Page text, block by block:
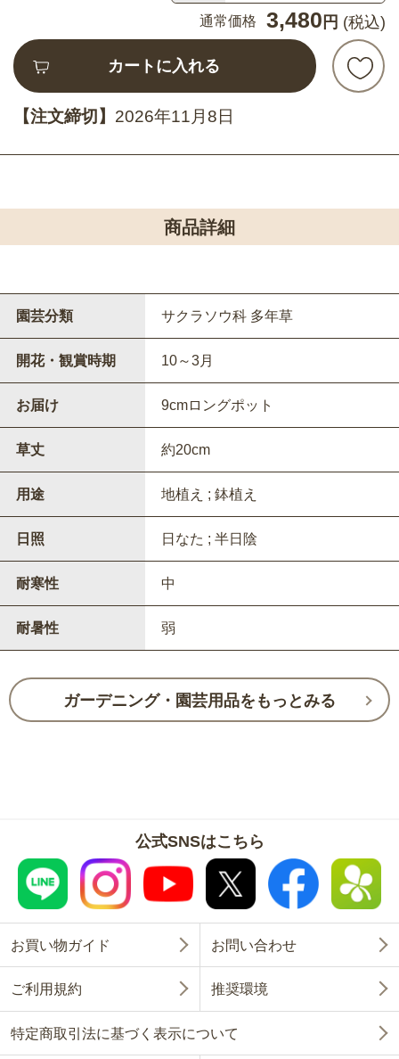
通常価格
3,480 円 (税込)
カートに入れる
【注文締切】 2026年11月8日
商品詳細
園芸分類 サクラソウ科 多年草
開花・観賞時期 10～3月
お届け 9cmロングポット
草丈 約20cm
用途 地植え ; 鉢植え
日照 日なた ; 半日陰
耐寒性 中
耐暑性 弱
ガーデニング・園芸用品をもっとみる
公式SNSはこちら
お買い物ガイド お問い合わせ
ご利用規約 推奨環境
特定商取引法に基づく表示について